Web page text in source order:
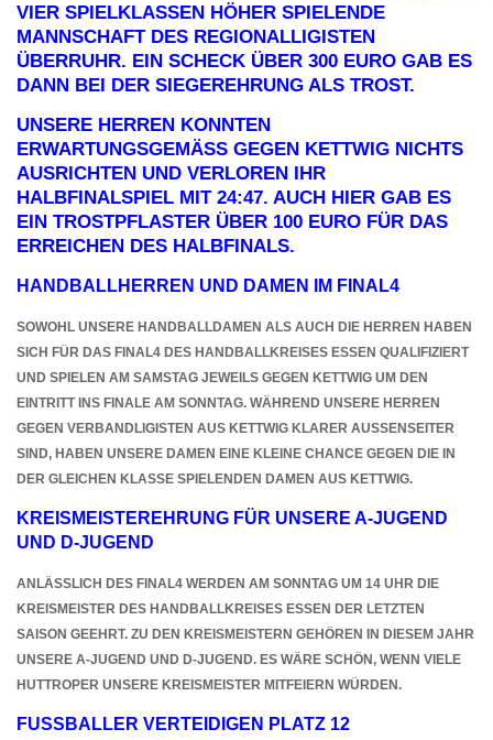
VIER SPIELKLASSEN HÖHER SPIELENDE
MANNSCHAFT DES REGIONALLIGISTEN
ÜBERRUHR. EIN SCHECK ÜBER 300 EURO GAB ES
DANN BEI DER SIEGEREHRUNG ALS TROST.
UNSERE HERREN KONNTEN
ERWARTUNGSGEMÄSS GEGEN KETTWIG NICHTS A
USRICHTEN UND VERLOREN IHR H
ALBFINALSPIEL MIT 24:47. AUCH HIER GAB ES E
IN TROSTPFLASTER ÜBER 100 EURO FÜR DAS E
RREICHEN DES HALBFINALS.
HANDBALLHERREN UND DAMEN IM FINAL4
SOWOHL UNSERE HANDBALLDAMEN ALS AUCH DIE HERREN HABEN
SICH FÜR DAS FINAL4 DES HANDBALLKREISES ESSEN QUALIFIZIERT
UND SPIELEN AM SAMSTAG JEWEILS GEGEN KETTWIG UM DEN
EINTRITT INS FINALE AM SONNTAG. WÄHREND UNSERE HERREN
GEGEN VERBANDLIGISTEN AUS KETTWIG KLARER AUSSENSEITER S
IND, HABEN UNSERE DAMEN EINE KLEINE CHANCE GEGEN DIE IN D
ER GLEICHEN KLASSE SPIELENDEN DAMEN AUS KETTWIG.
KREISMEISTEREHRUNG FÜR UNSERE A-JUGEND
UND D-JUGEND
ANLÄSSLICH DES FINAL4 WERDEN AM SONNTAG UM 14 UHR DIE
KREISMEISTER DES HANDBALLKREISES ESSEN DER LETZTEN
SAISON GEEHRT. ZU DEN KREISMEISTERN GEHÖREN IN DIESEM JAHR
UNSERE A-JUGEND UND D-JUGEND. ES WÄRE SCHÖN, WENN VIELE
HUTTROPER UNSERE KREISMEISTER MITFEIERN WÜRDEN.
FUSSBALLER VERTEIDIGEN PLATZ 12